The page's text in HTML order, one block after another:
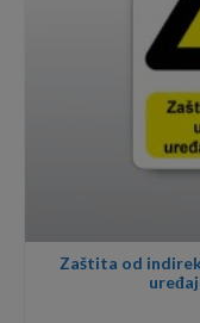
Zaštita od